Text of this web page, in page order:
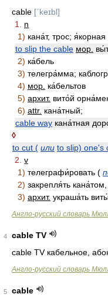
cable [ˊkeɪbl]
1.
n
1) кана́т, трос;
to slip the cable мор.
2) ка́бель
3) телегра́мма;
4) мор. ка́бельтов
5) архит. вито́й
6) attr. кана́тный;
cable way кана́тная
◊
to cut ( или to slip) one's
2. v
1) телеграфи́ровать (
2) закрепля́ть
3) архит. украша́ть
Англо-русский словарь
4
cable TV
cable TV кабельное,
Англо-русский словарь
5
cable